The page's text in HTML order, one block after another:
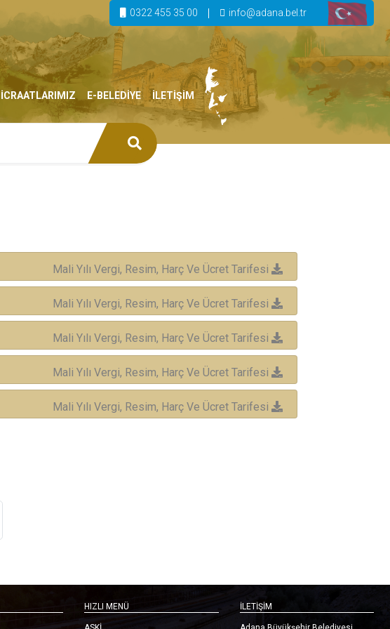
0322 455 35 00 info@adana.bel.tr
İCRAATLARIMIZ E-BELEDİYE İLETİŞİM
Mali Yılı Vergi, Resim, Harç Ve Ücret Tarifesi
Mali Yılı Vergi, Resim, Harç Ve Ücret Tarifesi
Mali Yılı Vergi, Resim, Harç Ve Ücret Tarifesi
Mali Yılı Vergi, Resim, Harç Ve Ücret Tarifesi
Mali Yılı Vergi, Resim, Harç Ve Ücret Tarifesi
HIZLI MENÜ İLETİŞİM